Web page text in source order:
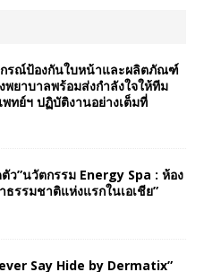
กรณ์ป้องกันใบหน้าและผลิตภัณฑ์
พยาบาลพร้อมส่งกำลังใจให้ทีม
ทย์ฯ ปฏิบัติงานอย่างเต็มที่
ว”นวัตกรรม Energy Spa : ห้อง
รรมชาติแห่งแรกในเอเชีย”
Say Hide by Dermatix”